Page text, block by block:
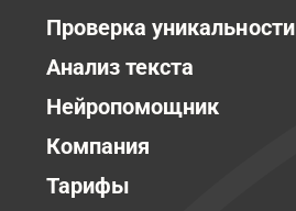
Проверка уникальности
Анализ текста
Нейропомощник
Компания
Тарифы